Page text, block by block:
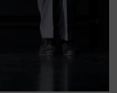
חופשה והופעה